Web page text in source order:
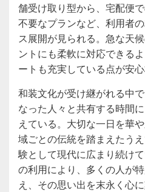
舗受け取り型から、宅配便
不要なプランなど、利用者
ス展開が見られる。急な天
ントにも柔軟に対応できる
ートも充実している点が安
和装文化が受け継がれる中
なった人々と共有する時間
えている。大切な一日を華
域ごとの伝統を踏まえたう
験として現代に広まり続け
の利用により、多くの人が
え、その思い出を末永く心